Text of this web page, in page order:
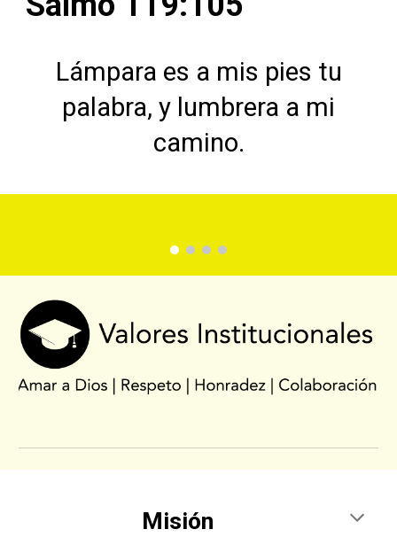
Lámpara es a mis pies tu
palabra, y lumbrera a mi
camino.
Misión